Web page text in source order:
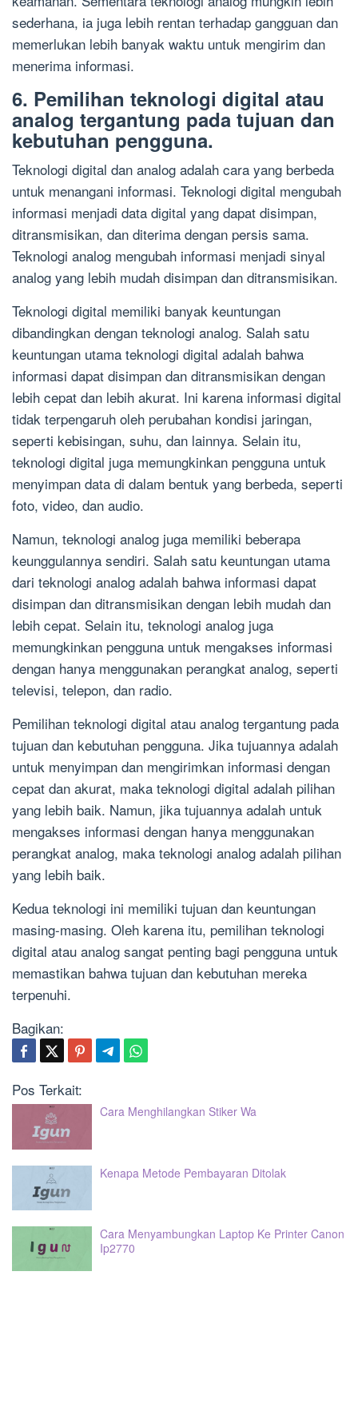
sederhana, ia juga lebih rentan terhadap gangguan dan
memerlukan lebih banyak waktu untuk mengirim dan
menerima informasi.
6. Pemilihan teknologi digital atau
analog tergantung pada tujuan dan
kebutuhan pengguna.
Teknologi digital dan analog adalah cara yang berbeda
untuk menangani informasi. Teknologi digital mengubah
informasi menjadi data digital yang dapat disimpan,
ditransmisikan, dan diterima dengan persis sama.
Teknologi analog mengubah informasi menjadi sinyal
analog yang lebih mudah disimpan dan ditransmisikan.
Teknologi digital memiliki banyak keuntungan
dibandingkan dengan teknologi analog. Salah satu
keuntungan utama teknologi digital adalah bahwa
informasi dapat disimpan dan ditransmisikan dengan
lebih cepat dan lebih akurat. Ini karena informasi digital
tidak terpengaruh oleh perubahan kondisi jaringan,
seperti kebisingan, suhu, dan lainnya. Selain itu,
teknologi digital juga memungkinkan pengguna untuk
menyimpan data di dalam bentuk yang berbeda, seperti
foto, video, dan audio.
Namun, teknologi analog juga memiliki beberapa
keunggulannya sendiri. Salah satu keuntungan utama
dari teknologi analog adalah bahwa informasi dapat
disimpan dan ditransmisikan dengan lebih mudah dan
lebih cepat. Selain itu, teknologi analog juga
memungkinkan pengguna untuk mengakses informasi
dengan hanya menggunakan perangkat analog, seperti
televisi, telepon, dan radio.
Pemilihan teknologi digital atau analog tergantung pada
tujuan dan kebutuhan pengguna. Jika tujuannya adalah
untuk menyimpan dan mengirimkan informasi dengan
cepat dan akurat, maka teknologi digital adalah pilihan
yang lebih baik. Namun, jika tujuannya adalah untuk
mengakses informasi dengan hanya menggunakan
perangkat analog, maka teknologi analog adalah pilihan
yang lebih baik.
Kedua teknologi ini memiliki tujuan dan keuntungan
masing-masing. Oleh karena itu, pemilihan teknologi
digital atau analog sangat penting bagi pengguna untuk
memastikan bahwa tujuan dan kebutuhan mereka
terpenuhi.
Bagikan:
Pos Terkait:
Cara Menghilangkan Stiker Wa
Kenapa Metode Pembayaran Ditolak
Cara Menyambungkan Laptop Ke Printer Canon
Ip2770